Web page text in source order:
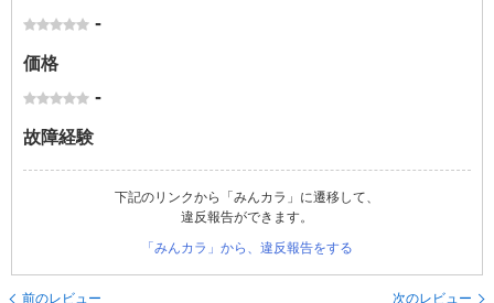
-
価格
-
故障経験
下記のリンクから「みんカラ」に遷移して、
違反報告ができます。
「みんカラ」から、違反報告をする
前のレビュー 次のレビュー